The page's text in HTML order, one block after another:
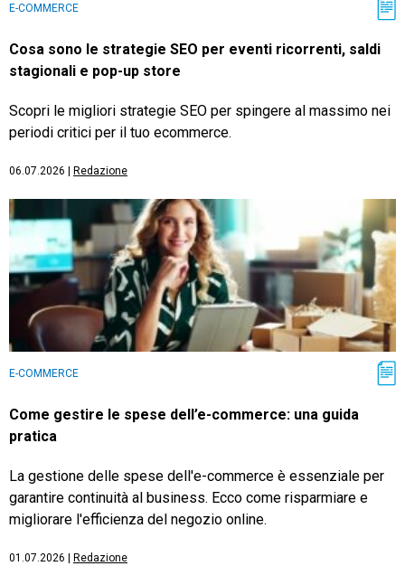
E-COMMERCE
Cosa sono le strategie SEO per eventi ricorrenti, saldi
stagionali e pop-up store
Scopri le migliori strategie SEO per spingere al massimo nei
periodi critici per il tuo ecommerce.
06.07.2026 Redazione
E-COMMERCE
Come gestire le spese dell’e-commerce: una guida
pratica
La gestione delle spese dell'e-commerce è essenziale per
garantire continuità al business. Ecco come risparmiare e
migliorare l'efficienza del negozio online.
01.07.2026 Redazione